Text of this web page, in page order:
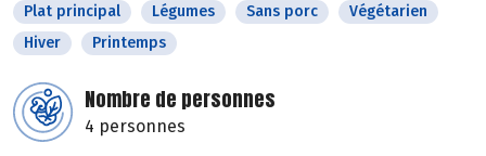
Plat principal Légumes Sans porc
Végétarien
Hiver
Printemps
Nombre de personnes
4 personnes